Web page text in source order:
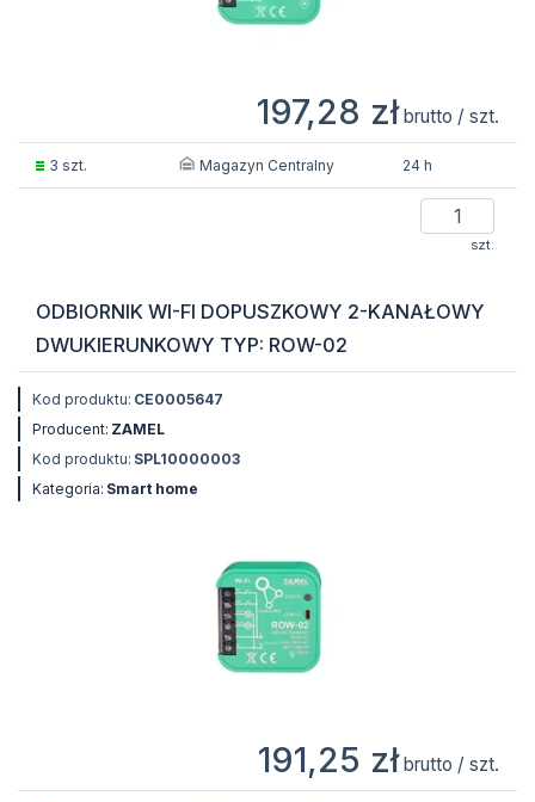
197,28 zł brutto / szt.
3 szt. Magazyn Centralny 24 h
szt.
ODBIORNIK WI-FI DOPUSZKOWY 2-KANAŁOWY
DWUKIERUNKOWY TYP: ROW-02
Kod produktu: CE0005647
Producent: ZAMEL
Kod produktu: SPL10000003
Kategoria: Smart home
191,25 zł brutto / szt.